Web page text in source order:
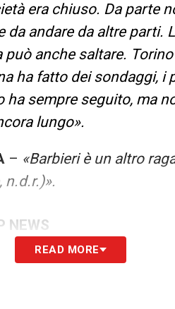
era chiuso. Da parte
andare da altre parti.
anche saltare.
ha fatto dei sondaggi, i
ha sempre seguito, ma
lungo».
– «Barbieri è un altro
n.d.r.)».
NEWS
READ MORE